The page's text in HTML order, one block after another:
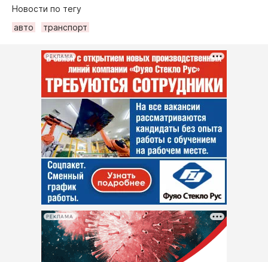
Новости по тегу
авто
транспорт
РЕКЛАМА
РЕКЛАМА